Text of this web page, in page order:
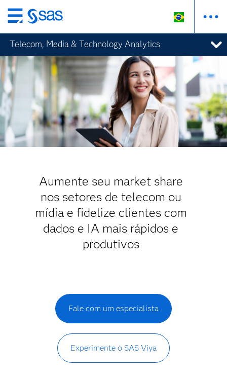
Pular
para
o
conteúdo
principal
Telecom, Media & Technology Analytics
Aumente seu market share
nos setores de telecom ou
mídia e fidelize clientes com
dados e IA mais rápidos e
produtivos
Fale com um especialista
Experimente o SAS Viya